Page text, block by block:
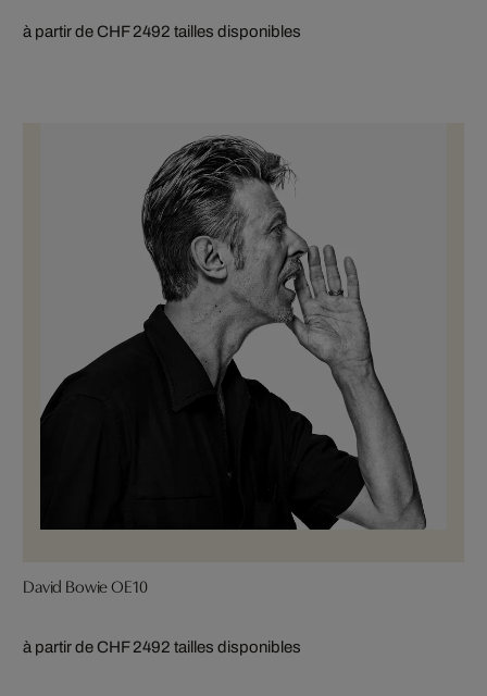
à partir de CHF 2492 tailles disponibles
David Bowie OE10
à partir de CHF 2492 tailles disponibles